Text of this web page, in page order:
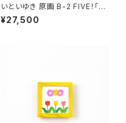
いといゆき 原画 B-2 FIVE！「？」
額有り、サイン入り
¥27,500